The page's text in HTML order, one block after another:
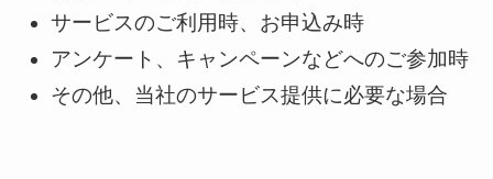
サービスのご利用時、お申込み時
アンケート、キャンペーンなどへのご参加時
その他、当社のサービス提供に必要な場合